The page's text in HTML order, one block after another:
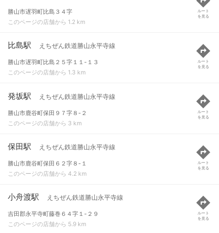
勝山市遅羽町比島３４字
このページの店舗から 1.2 km
ルート
を見る
比島駅 えちぜん鉄道勝山永平寺線
勝山市遅羽町比島２５字１１-１３
このページの店舗から 1.3 km
ルート
を見る
発坂駅 えちぜん鉄道勝山永平寺線
勝山市鹿谷町保田９７字８-２
このページの店舗から 3 km
ルート
を見る
保田駅 えちぜん鉄道勝山永平寺線
勝山市鹿谷町保田６２字８-１
このページの店舗から 4.2 km
ルート
を見る
小舟渡駅 えちぜん鉄道勝山永平寺線
吉田郡永平寺町藤巻６４字１-２９
このページの店舗から 5.9 km
ルート
を見る